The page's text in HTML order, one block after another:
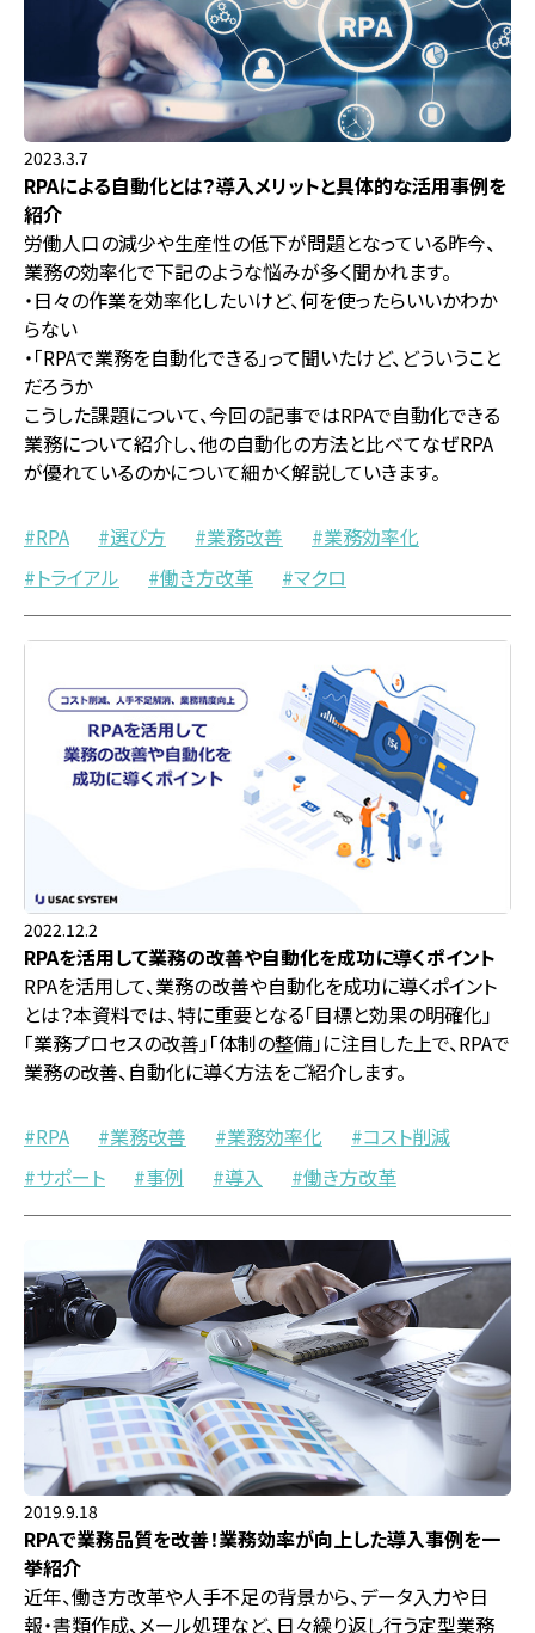
2023.3.7
RPAによる自動化とは？導入メリットと具体的な活用事例を
紹介
労働人口の減少や生産性の低下が問題となっている昨今、
業務の効率化で下記のような悩みが多く聞かれます。
・日々の作業を効率化したいけど、何を使ったらいいかわか
らない
・「RPAで業務を自動化できる」って聞いたけど、どういうこと
だろうか
こうした課題について、今回の記事ではRPAで自動化できる
業務について紹介し、他の自動化の方法と比べてなぜRPA
が優れているのかについて細かく解説していきます。
RPA 選び方 業務改善
業務効率化
トライアル
働き方改革 マクロ
2022.12.2
RPAを活用して業務の改善や自動化を成功に導くポイント
RPAを活用して、業務の改善や自動化を成功に導くポイント
とは？本資料では、特に重要となる「目標と効果の明確化」
「業務プロセスの改善」「体制の整備」に注目した上で、RPAで
業務の改善、自動化に導く方法をご紹介します。
RPA 業務改善 業務効率化
コスト削減
サポート
事例 導入 働き方改革
2019.9.18
RPAで業務品質を改善！業務効率が向上した導入事例を一
挙紹介
近年、働き方改革や人手不足の背景から、データ入力や日
報・書類作成、メール処理など、日々繰り返し行う定型業務